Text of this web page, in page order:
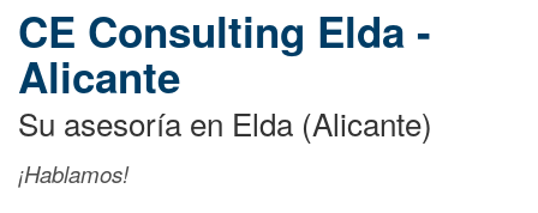
CE Consulting Elda -
Alicante
Su asesoría en Elda (Alicante)
¡Hablamos!